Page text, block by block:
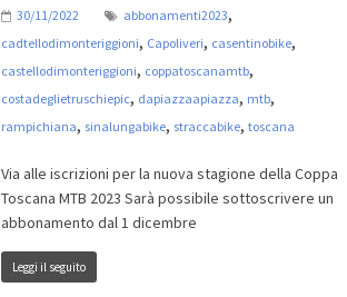
30/11/2022 abbonamenti2023,
cadtellodimonteriggioni, Capoliveri, casentinobike,
castellodimonteriggioni, coppatoscanamtb,
costadeglietruschiepic, dapiazzaapiazza, mtb,
rampichiana, sinalungabike, straccabike, toscana
Via alle iscrizioni per la nuova stagione della Coppa
Toscana MTB 2023 Sarà possibile sottoscrivere un
abbonamento dal 1 dicembre
Leggi il seguito